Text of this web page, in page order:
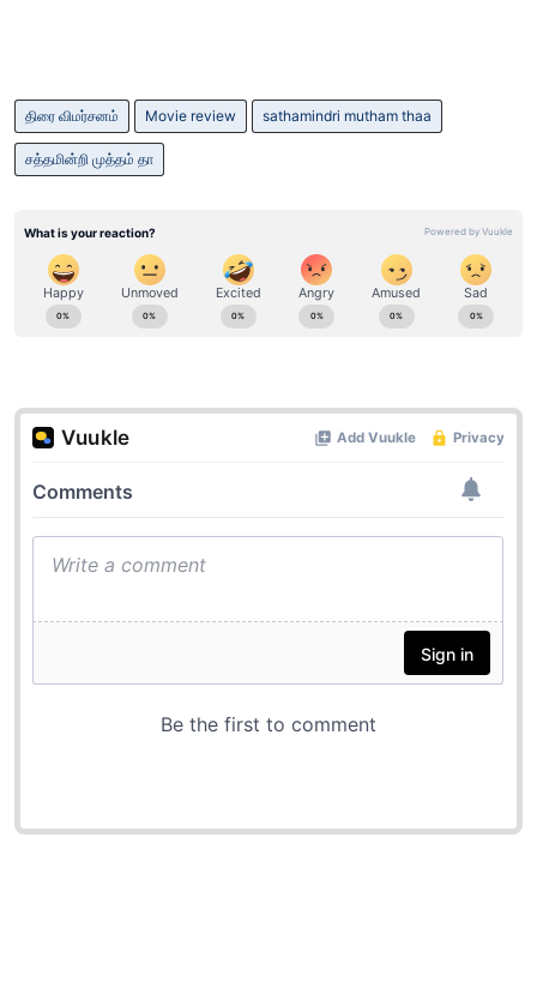
திரை விமர்சனம் Movie review sathamindri mutham thaa
சத்தமின்றி முத்தம் தா